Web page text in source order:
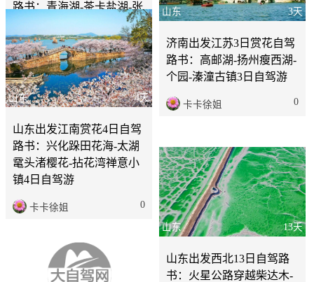
路书：青海湖-茶卡盐湖-张
掖丹霞-河西走廊环线8日
自驾游
卡卡徐姐 0
3天
山东
济南出发江苏3日赏花自驾
路书：高邮湖-扬州瘦西湖-
个园-溱潼古镇3日自驾游
卡卡徐姐 0
4天
山东
山东出发江南赏花4日自驾
路书：兴化跺田花海-太湖
鼋头渚樱花-拈花湾禅意小
镇4日自驾游
卡卡徐姐 0
13天
山东
山东出发西北13日自驾路
书：火星公路穿越柴达木-